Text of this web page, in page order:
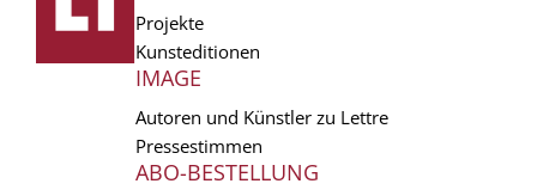
Projekte
Kunsteditionen
IMAGE
Autoren und Künstler zu Lettre
Pressestimmen
ABO-BESTELLUNG